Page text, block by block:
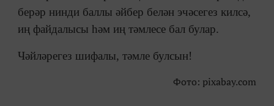
берәр нинди баллы әйбер белән эчәсегез килсә,
иң файдалысы һәм иң тәмлесе бал булар.
Чәйләрегез шифалы, тәмле булсын!
Фото: pixabay.com